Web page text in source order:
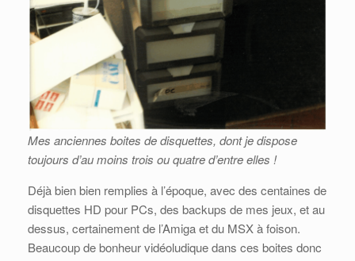
Mes anciennes boites de disquettes, dont je dispose
toujours d’au moins trois ou quatre d’entre elles !
Déjà bien bien remplies à l’époque, avec des centaines de
disquettes HD pour PCs, des backups de mes jeux, et au
dessus, certainement de l’Amiga et du MSX à foison.
Beaucoup de bonheur vidéoludique dans ces boites donc